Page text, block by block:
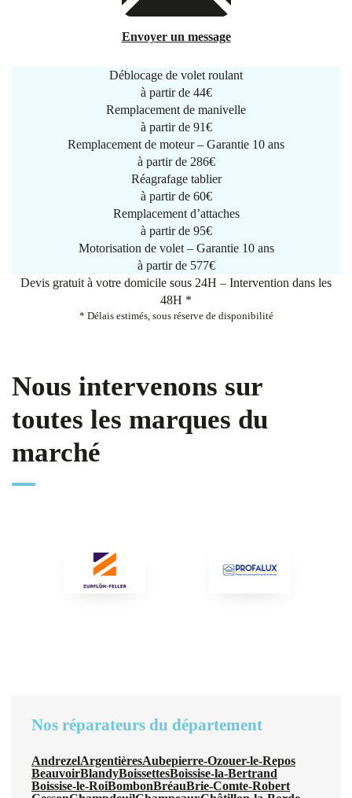
Envoyer un message
Déblocage de volet roulant
à partir de 44€
Remplacement de manivelle
à partir de 91€
Remplacement de moteur – Garantie 10 ans
à partir de 286€
Réagrafage tablier
à partir de 60€
Remplacement d’attaches
à partir de 95€
Motorisation de volet – Garantie 10 ans
à partir de 577€
Devis gratuit à votre domicile sous 24H – Intervention dans les
48H *
* Délais estimés, sous réserve de disponibilité
Nous intervenons sur
toutes les marques du
marché
Nos réparateurs du département
AndrezelArgentièresAubepierre-Ozouer-le-Repos
BeauvoirBlandyBoissettesBoissise-la-Bertrand
Boissise-le-RoiBombonBréauBrie-Comte-Robert